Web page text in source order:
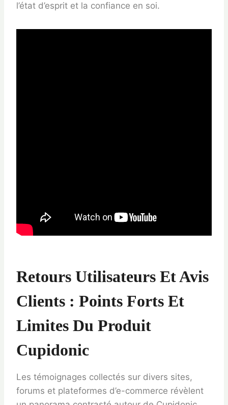
l’état d’esprit et la confiance en soi.
Retours Utilisateurs Et Avis
Clients : Points Forts Et
Limites Du Produit
Cupidonic
Les témoignages collectés sur divers sites,
forums et plateformes d’e-commerce révèlent